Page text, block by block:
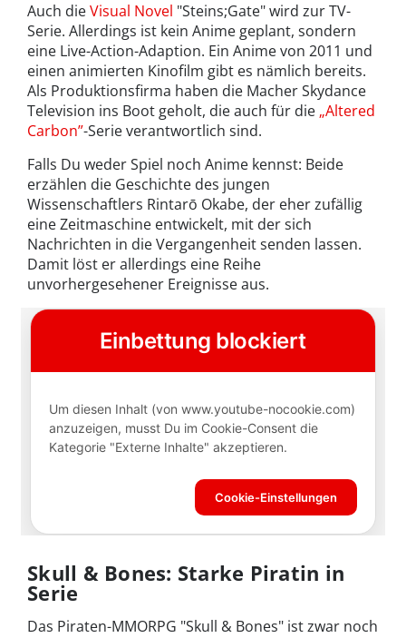
Auch dieVisual Novel "Steins;Gate" wird zur TV-
Serie. Allerdings ist kein Anime geplant, sondern
eine Live-Action-Adaption. Ein Anime von 2011 und
einen animierten Kinofilm gibt es nämlich bereits.
Als Produktionsfirma haben die Macher Skydance
Television ins Boot geholt, die auch für die „Altered
Carbon”-Serie verantwortlich sind.
Falls Du weder Spiel noch Anime kennst: Beide
erzählen die Geschichte des jungen
Wissenschaftlers Rintarō Okabe, der eher zufällig
eine Zeitmaschine entwickelt, mit der sich
Nachrichten in die Vergangenheit senden lassen.
Damit löst er allerdings eine Reihe
unvorhergesehener Ereignisse aus.
Skull & Bones: Starke Piratin in
Serie
Das Piraten-MMORPG "Skull & Bones" ist zwar noch